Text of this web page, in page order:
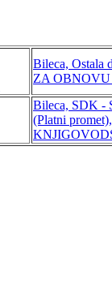
Bileca, Ostala
ZA
Bileca, SDK -
(Platni